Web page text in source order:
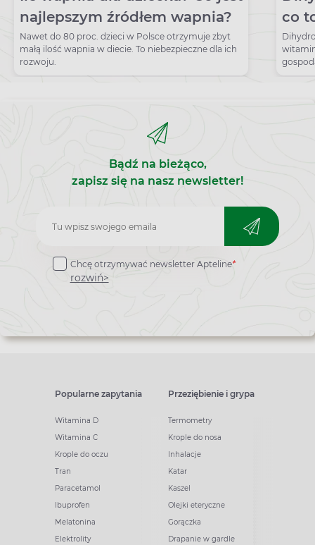
najlepszym źródłem wapnia?
Nawet do 80 proc. dzieci w Polsce otrzymuje zbyt
małą ilość wapnia w diecie. To niebezpieczne dla ich
rozwoju.
co
Bądź na bieżąco,
zapisz się na nasz newsletter!
Zapisz
do
newslettera
Chcę otrzymywać newsletter Apteline*
rozwiń>
Popularne zapytania
Witamina D
Witamina C
Krople do oczu
Tran
Paracetamol
Ibuprofen
Melatonina
Elektrolity
Przeziębienie i grypa
Termometry
Krople do nosa
Inhalacje
Katar
Kaszel
Olejki eteryczne
Gorączka
Drapanie w gardle